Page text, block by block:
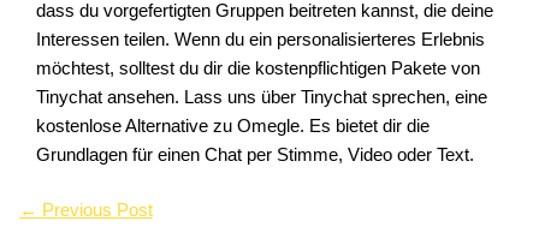
dass du vorgefertigten Gruppen beitreten kannst, die deine
Interessen teilen. Wenn du ein personalisierteres Erlebnis
möchtest, solltest du dir die kostenpflichtigen Pakete von
Tinychat ansehen. Lass uns über Tinychat sprechen, eine
kostenlose Alternative zu Omegle. Es bietet dir die
Grundlagen für einen Chat per Stimme, Video oder Text.
← Previous Post